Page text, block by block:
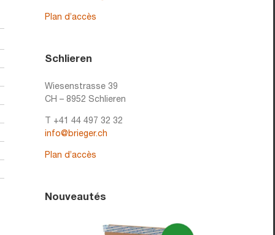
Plan d’accès
Schlieren
Wiesenstrasse 39
CH – 8952 Schlieren
T +41 44 497 32 32
info@brieger.ch
Plan d’accès
Nouveautés